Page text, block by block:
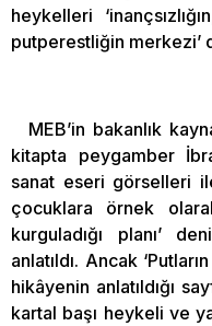
heykelleri
putperestliğin merkezi’
MEB’in bakanlık
kitapta peygamber
sanat eseri görselleri
çocuklara örnek
kurguladığı planı’
anlatıldı. Ancak
hikâyenin anlatıldığı
kartal başı heykeli ve